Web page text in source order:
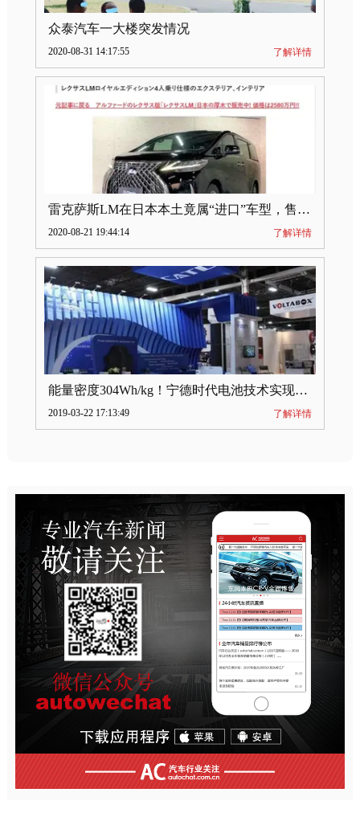
众泰汽车一大楼突发情况
2020-08-31 14:17:55 了解详情
雷克萨斯LM在日本本土竟属“进口”车型，售价2580万日元
2020-08-21 19:44:14 了解详情
能量密度304Wh/kg！宁德时代电池技术实现突破
2019-03-22 17:13:49 了解详情